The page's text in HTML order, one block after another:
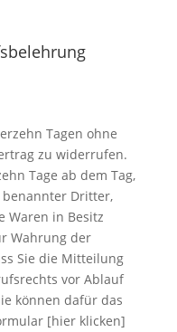
Tagen ohne
zu widerrufen.
Tage ab dem Tag,
Dritter,
Waren in Besitz
Wahrung der
Sie die Mitteilung
vor Ablauf
können dafür das
[hier klicken]